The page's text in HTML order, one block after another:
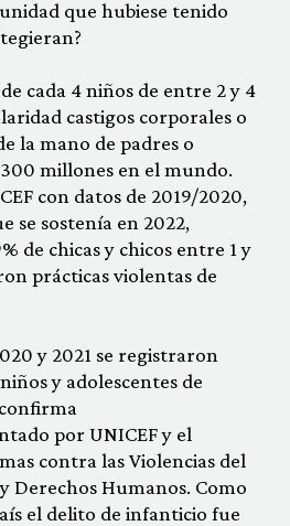
que hubiese tenido
de cada 4 niños de entre 2 y 4
castigos corporales o
la mano de padres o
300 millones en el mundo.
con datos de 2019/2020,
se sostenía en 2022,
de chicas y chicos entre 1 y
prácticas violentas de
y 2021 se registraron
y adolescentes de
por UNICEF y el
contra las Violencias del
Derechos Humanos. Como
el delito de infanticio fue